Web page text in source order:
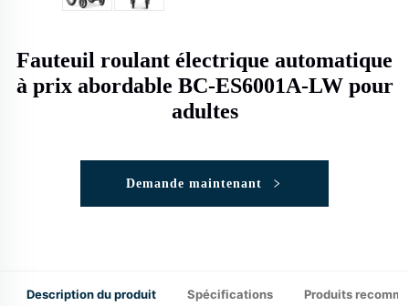
Fauteuil roulant électrique automatique
à prix abordable BC-ES6001A-LW pour
adultes
Demande maintenant
Description du produit Spécifications Produits